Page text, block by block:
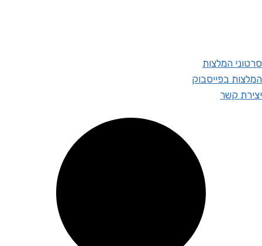
סרטוני המלצות
המלצות בפייסבוק
יצירת קשר